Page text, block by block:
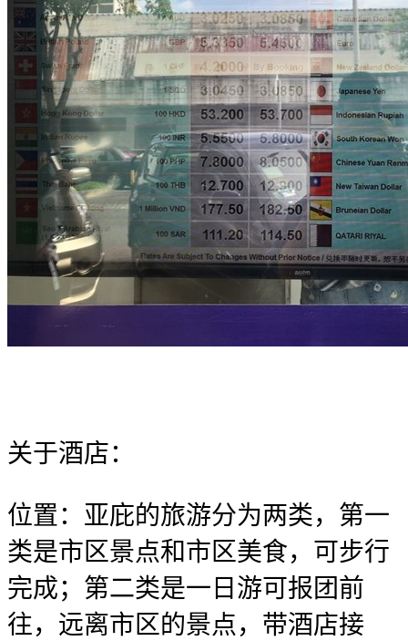
关于酒店：
位置：亚庇的旅游分为两类，第一
类是市区景点和市区美食，可步行
完成；第二类是一日游可报团前
往，远离市区的景点，带酒店接